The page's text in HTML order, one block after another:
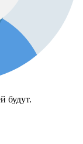
будут.